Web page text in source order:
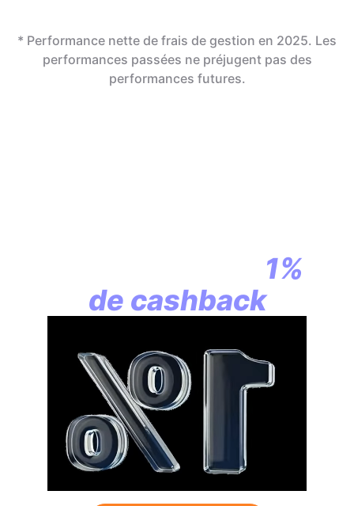
* Performance nette de frais de gestion en 2025. Les
performances passées ne préjugent pas des
performances futures.
1%
de cashback